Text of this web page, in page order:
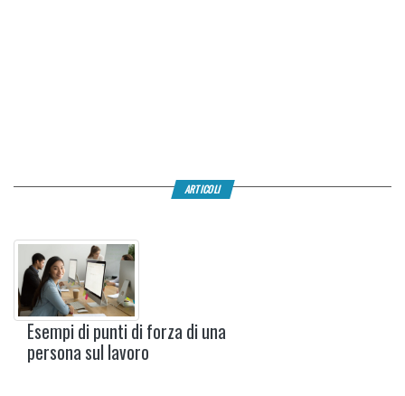
ARTICOLI
Esempi di punti di forza di una
persona sul lavoro